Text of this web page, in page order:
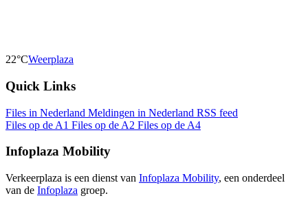
22°CWeerplaza
Quick Links
Files in Nederland Meldingen in Nederland RSS feed
Files op de A1 Files op de A2 Files op de A4
Infoplaza Mobility
Verkeerplaza is een dienst van Infoplaza Mobility, een onderdeel
van de Infoplaza groep.